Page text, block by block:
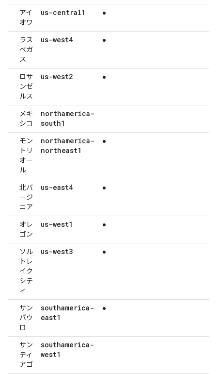
アイ
オワ
us-central1 ●
ラス
ベガ
ス
us-west4 ●
ロサ
ンゼ
ルス
us-west2 ●
メキ
シコ
northamerica-
south1
モン
トリ
オー
ル
northamerica-
northeast1
●
北バ
ージ
ニア
us-east4 ●
オレ
ゴン
us-west1 ●
ソル
トレ
イク
シテ
ィ
us-west3 ●
サン
パウ
ロ
southamerica-
east1
●
サン
ティ
アゴ
southamerica-
west1